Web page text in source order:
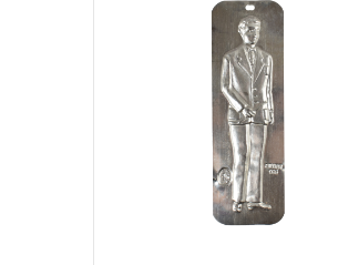
ΕΙΔΗ ΔΩΡΩΝ –
ΑΡΘΡΟΓΡΑΦΙΑ